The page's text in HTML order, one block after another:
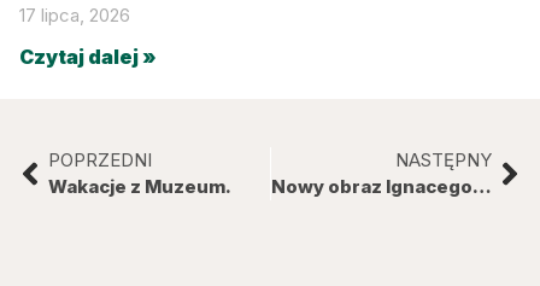
17 lipca, 2026
Czytaj dalej »
POPRZEDNI
Wakacje z Muzeum.
NASTĘPNY
Nowy obraz Ignacego Pinkasa w zbiorach MRJ